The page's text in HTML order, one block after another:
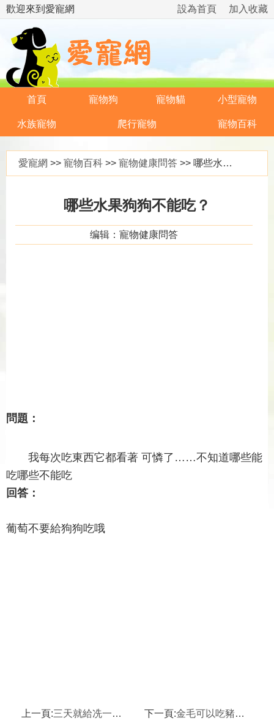
歡迎來到愛寵網 加入收藏
設為首頁
首頁 寵物狗 寵物貓 小型寵物
水族寵物 爬行寵物 寵物百科
愛寵網 >> 寵物百科 >> 寵物健康問答 >> 哪些水果狗狗不能吃？
哪些水果狗狗不能吃？
编辑：寵物健康問答
問題：
我每次吃東西它都看著 可憐了……不知道哪些能
吃哪些不能吃
回答：
葡萄不要給狗狗吃哦
上一頁:三天就給冼一次澡會不會太經常了？ 下一頁:金毛可以吃豬肺嗎？